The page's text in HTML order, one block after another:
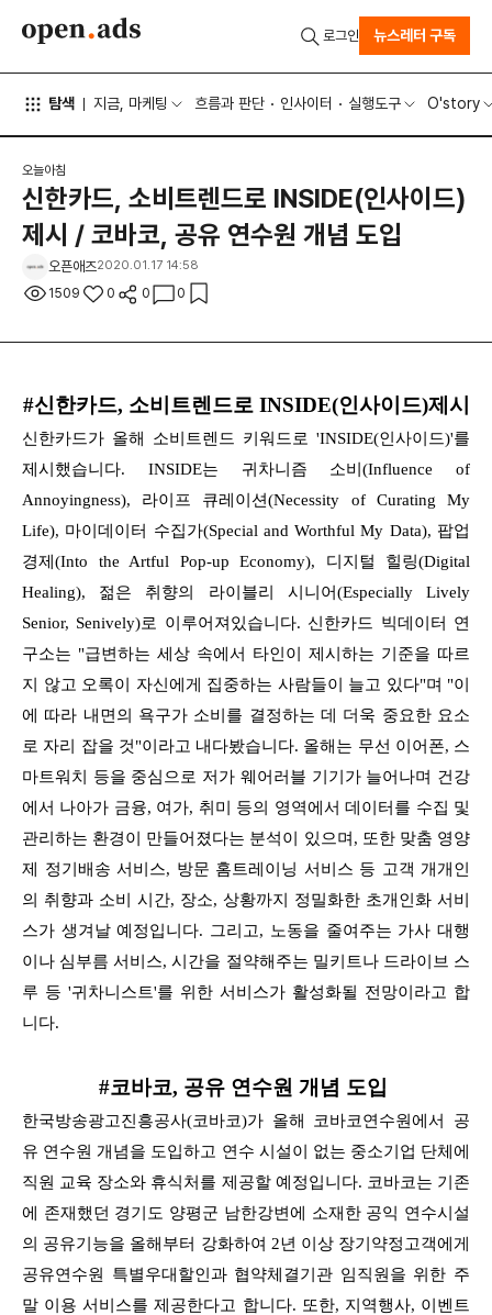
탐색 지금, 마케팅 흐름과 판단 인사이터 실행도구 O'story
로그인 뉴스레터 구독
오늘아침
신한카드, 소비트렌드로 INSIDE(인사이드)
제시 / 코바코, 공유 연수원 개념 도입
오픈애즈2020.01.17 14:58
1509 0 0 0
#신한카드, 소비트렌드로 INSIDE(인사이드)제시
신한카드가 올해 소비트렌드 키워드로 'INSIDE(인사이드)'를
제시했습니다. INSIDE는 귀차니즘 소비(Influence of
Annoyingness), 라이프 큐레이션(Necessity of Curating My
Life), 마이데이터 수집가(Special and Worthful My Data), 팝업
경제(Into the Artful Pop-up Economy), 디지털 힐링(Digital
Healing), 젊은 취향의 라이블리 시니어(Especially Lively
Senior, Senively)로 이루어져있습니다. 신한카드 빅데이터 연
구소는 "급변하는 세상 속에서 타인이 제시하는 기준을 따르
지 않고 오록이 자신에게 집중하는 사람들이 늘고 있다"며 "이
에 따라 내면의 욕구가 소비를 결정하는 데 더욱 중요한 요소
로 자리 잡을 것"이라고 내다봤습니다. 올해는 무선 이어폰, 스
마트워치 등을 중심으로 저가 웨어러블 기기가 늘어나며 건강
에서 나아가 금융, 여가, 취미 등의 영역에서데이터를 수집 및
관리하는 환경이 만들어졌다는 분석이 있으며, 또한 맞춤 영양
제 정기배송 서비스, 방문 홈트레이닝 서비스 등 고객 개개인
의 취향과 소비 시간, 장소, 상황까지 정밀화한 초개인화 서비
스가 생겨날 예정입니다. 그리고, 노동을 줄여주는 가사 대행
이나 심부름 서비스, 시간을 절약해주는 밀키트나 드라이브 스
루 등 '귀차니스트'를 위한 서비스가 활성화될 전망이라고 합
니다.
#코바코, 공유 연수원 개념 도입
한국방송광고진흥공사(코바코)가 올해 코바코연수원에서 공
유 연수원 개념을 도입하고 연수 시설이 없는 중소기업 단체에
직원 교육 장소와 휴식처를 제공할 예정입니다. 코바코는 기존
에 존재했던 경기도 양평군 남한강변에 소재한 공익 연수시설
의 공유기능을 올해부터 강화하여 2년 이상 장기약정고객에게
공유연수원 특별우대할인과 협약체결기관 임직원을 위한 주
말 이용 서비스를 제공한다고 합니다. 또한, 지역행사, 이벤트